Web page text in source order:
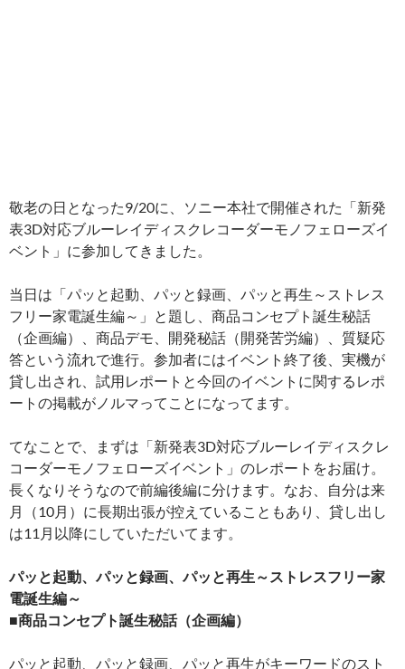
敬老の日となった9/20に、ソニー本社で開催された「新発
表3D対応ブルーレイディスクレコーダーモノフェローズイ
ベント」に参加してきました。
当日は「パッと起動、パッと録画、パッと再生～ストレス
フリー家電誕生編～」と題し、商品コンセプト誕生秘話
（企画編）、商品デモ、開発秘話（開発苦労編）、質疑応
答という流れで進行。参加者にはイベント終了後、実機が
貸し出され、試用レポートと今回のイベントに関するレポ
ートの掲載がノルマってことになってます。
てなことで、まずは「新発表3D対応ブルーレイディスクレ
コーダーモノフェローズイベント」のレポートをお届け。
長くなりそうなので前編後編に分けます。なお、自分は来
月（10月）に長期出張が控えていることもあり、貸し出し
は11月以降にしていただいてます。
パッと起動、パッと録画、パッと再生～ストレスフリー家
電誕生編～
■商品コンセプト誕生秘話（企画編）
パッと起動、パッと録画、パッと再生がキーワードのスト